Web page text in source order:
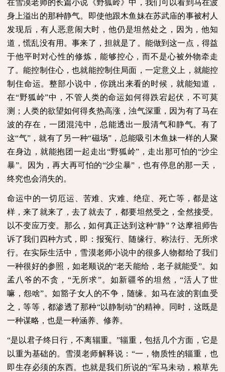
在雪漠老师的长篇小说《野狐岭》中，我们可以看到马在波
身上溢出的那种静气。即使他跟木鱼妹在苏武庙的事被村人
发现后，有人恶意闹大时，他仍是坦然处之，因为，他知
道，慌乱没有用。事来了，担就是了。能做到这一点，得益
于他平时对心性的修炼，能够控心，而不是心被外物牵走
了。能控制住心，也就能控制住局面，一定意义上，就能控
制住命运。整部小说中，你跳出来看的时候，就能知道，
在“野狐岭”中，不管人类的命运如何得跌宕起伏，不可莫
测；人类的欲望如何得炙热高涨，浊气深重，因为有了马在
波的存在，一团混沌中，总能透出一股清气和静气。有了
这“气”，就有了另一种“磁场”，总能吸引木鱼妹一样的人聚
在身边，就能抱团一起走出“野狐岭”，走出那可怕的“沙尘
暴”。因为，再大再可怕的“沙尘暴”，也有停息的那一天，
终究也会消失的。
命运中的一切厄运、苦难、灾难、绝症、死亡等，都是这
样，来了就来了，去了就去了，都要坦然受之，全然接受。
以不变应万变。那么，如何真正达到这种“静”？达摩祖师告
诉了我们四种方式，即：报冤行、随缘行、称法行、无所求
行。在实际生活中，雪漠老师小说中的很多人物都给了我们
一种很好的参照，如老顺说的“老天能给，老子就能受”。如
孟八爷的不贪，“无所求”。如新疆爷的坦然，“活人了世
嘛，怨啥”。如豁子女人的不争，随缘。如马在波的割血受
之，等等，都渗透了那种“以静制动”的精神。同时，这既是
一种谋略，也是一种涵养、修养。
“是以君子终日行，不离辎重。”辎重，包括几个方面，它是
以重为基础的。雪漠老师解释说：“一，物质性的辎重，也
即生存必须的东西。也就是我们所说的“军马未动，粮草先